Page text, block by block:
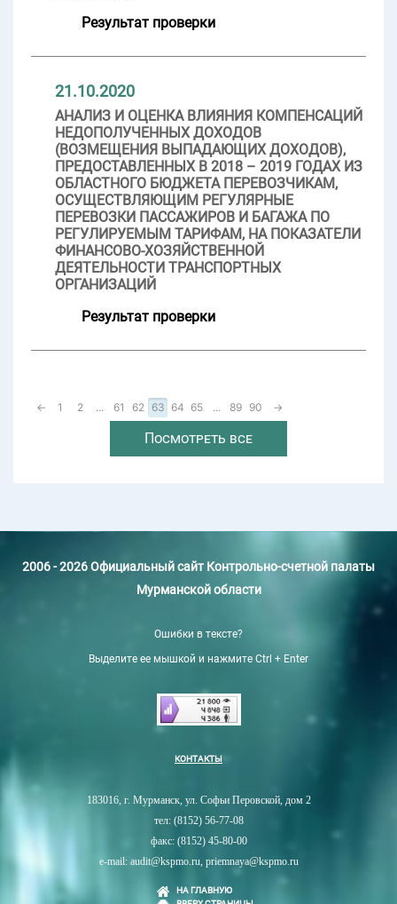
Результат проверки
21.10.2020
АНАЛИЗ И ОЦЕНКА ВЛИЯНИЯ КОМПЕНСАЦИЙ
НЕДОПОЛУЧЕННЫХ ДОХОДОВ
(ВОЗМЕЩЕНИЯ ВЫПАДАЮЩИХ ДОХОДОВ),
ПРЕДОСТАВЛЕННЫХ В 2018 – 2019 ГОДАХ ИЗ
ОБЛАСТНОГО БЮДЖЕТА ПЕРЕВОЗЧИКАМ,
ОСУЩЕСТВЛЯЮЩИМ РЕГУЛЯРНЫЕ
ПЕРЕВОЗКИ ПАССАЖИРОВ И БАГАЖА ПО
РЕГУЛИРУЕМЫМ ТАРИФАМ, НА ПОКАЗАТЕЛИ
ФИНАНСОВО-ХОЗЯЙСТВЕННОЙ
ДЕЯТЕЛЬНОСТИ ТРАНСПОРТНЫХ
ОРГАНИЗАЦИЙ
Результат проверки
← 1 2 ... 61 62 63 64 65 ... 89 90 →
Посмотреть все
2006 - 2026 Официальный сайт Контрольно-счетной палаты
Мурманской области
Ошибки в тексте?
Выделите ее мышкой и нажмите Ctrl + Enter
КОНТАКТЫ
183016, г. Мурманск, ул. Софьи Перовской, дом 2
тел: (8152) 56-77-08
факс: (8152) 45-80-00
e-mail: audit@kspmo.ru, priemnaya@kspmo.ru
НА ГЛАВНУЮ